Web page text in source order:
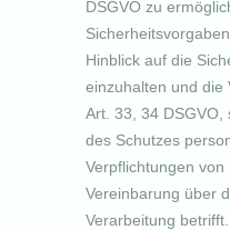
DSGVO zu
Hinblick auf die
einzuhalten und die
Art. 33, 34 DSGVO,
des Schutzes
Verpflichtungen
Vereinbarung über
Verarbeitung betrifft.